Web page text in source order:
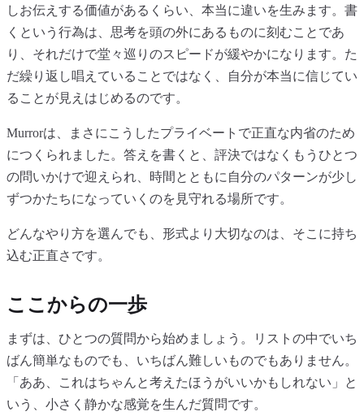
しお伝えする価値があるくらい、本当に違いを生みます。書
くという行為は、思考を頭の外にあるものに刻むことであ
り、それだけで堂々巡りのスピードが緩やかになります。た
だ繰り返し唱えていることではなく、自分が本当に信じてい
ることが見えはじめるのです。
Murrorは、まさにこうしたプライベートで正直な内省のため
につくられました。答えを書くと、評決ではなくもうひとつ
の問いかけで迎えられ、時間とともに自分のパターンが少し
ずつかたちになっていくのを見守れる場所です。
どんなやり方を選んでも、形式より大切なのは、そこに持ち
込む正直さです。
ここからの一歩
まずは、ひとつの質問から始めましょう。リストの中でいち
ばん簡単なものでも、いちばん難しいものでもありません。
「ああ、これはちゃんと考えたほうがいいかもしれない」と
いう、小さく静かな感覚を生んだ質問です。